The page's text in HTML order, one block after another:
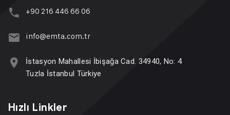
+90 216 446 66 06
info@emta.com.tr
İstasyon Mahallesi İbişağa Cad. 34940, No: 4
Tuzla İstanbul Türkiye
Hızlı Linkler